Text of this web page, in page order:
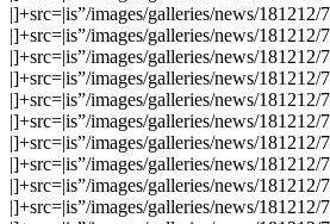
|]+src=|is”/images/galleries/news/
|]+src=|is”/images/galleries/news/
|]+src=|is”/images/galleries/news/
|]+src=|is”/images/galleries/news/
|]+src=|is”/images/galleries/news/
|]+src=|is”/images/galleries/news/
|]+src=|is”/images/galleries/news/
|]+src=|is”/images/galleries/news/
|]+src=|is”/images/galleries/news/
|]+src=|is”/images/galleries/news/